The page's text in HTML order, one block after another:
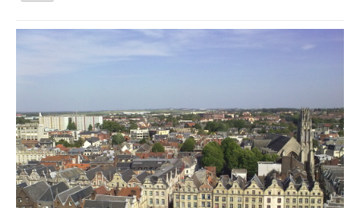
la
Vous êtes ici :
Accueil
Programme éco-rénovation et économie d'énergie 2017
Activités tout public
Animations et éducation
Accompagnement du territoire et ingénierie
Espace Info Energie